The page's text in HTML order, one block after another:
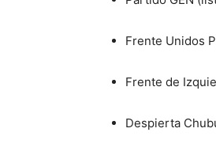
Frente Unidos
Frente de
Despierta